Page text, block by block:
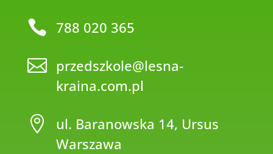
 788 020 365
 przedszkole@lesna-
kraina.com.pl

ul. Baranowska 14, Ursus
Warszawa